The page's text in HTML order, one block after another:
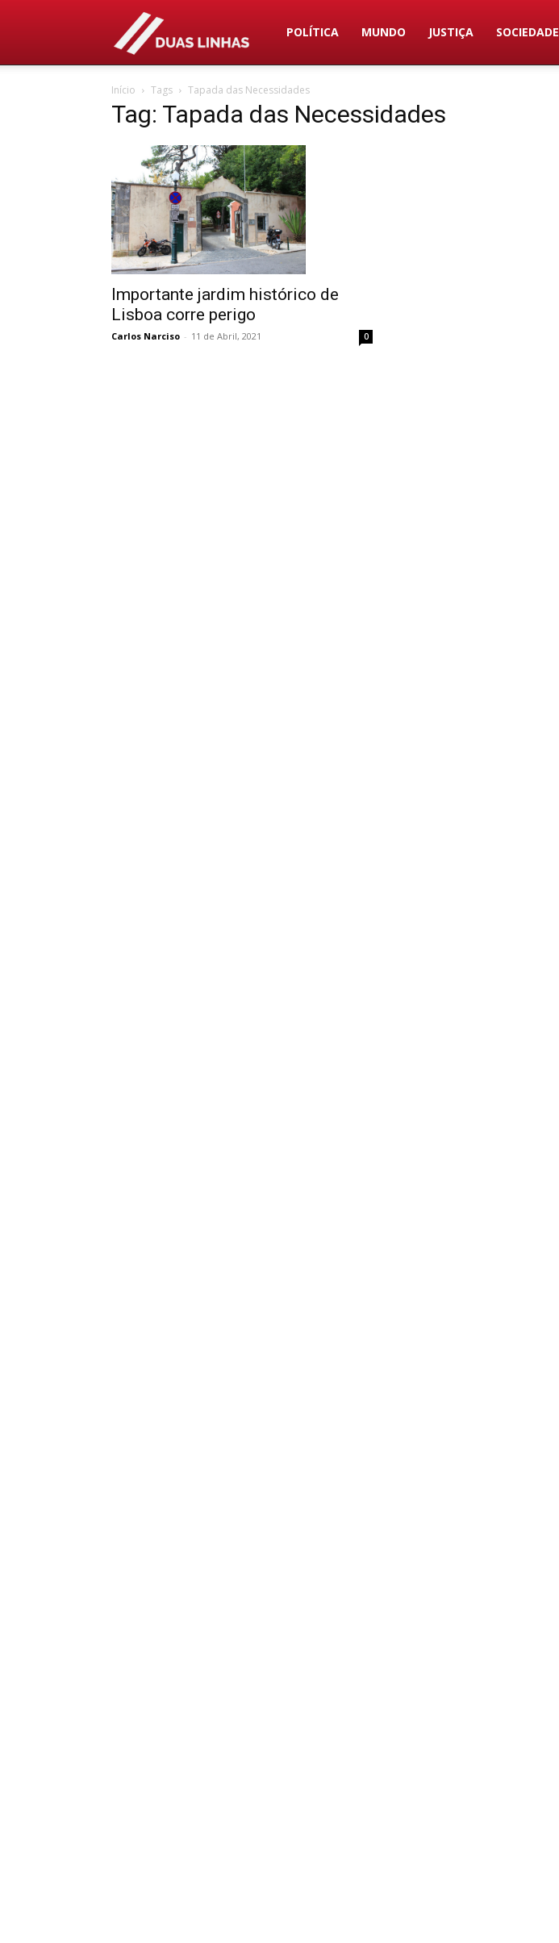
Duas
Linhas
POLÍTICA MUNDO JUSTIÇA SOCIEDADE
Início Tags Tapada das Necessidades
Tag: Tapada das Necessidades
Importante jardim histórico de
Lisboa corre perigo
Carlos Narciso - 11 de Abril, 2021 0